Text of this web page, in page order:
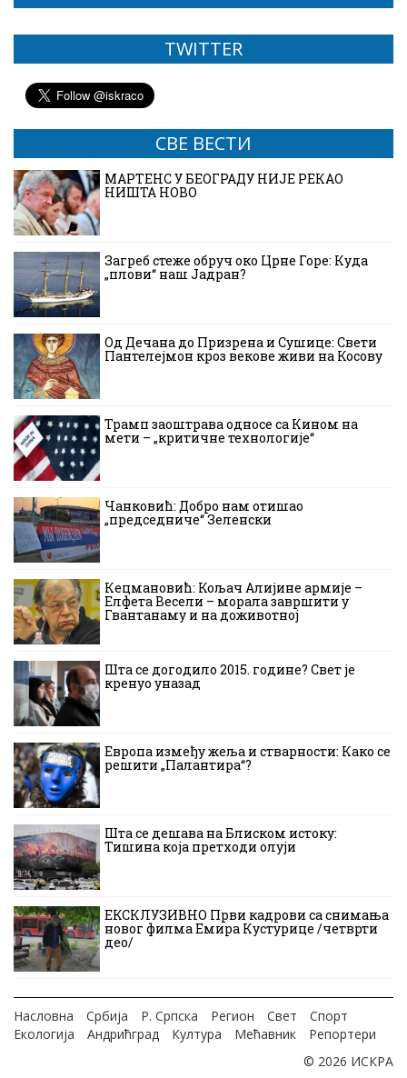
TWITTER
СВЕ ВЕСТИ
МАРТЕНС У БЕОГРАДУ НИЈЕ РЕКАО
НИШТА НОВО
Загреб стеже обруч око Црне Горе: Куда
„плови“ наш Јадран?
Од Дечана до Призрена и Сушице: Свети
Пантелејмон кроз векове живи на Косову
Трамп заоштрава односе са Кином на
мети – „критичне технологије“
Чанковић: Добро нам отишао
„председниче“ Зеленски
Кецмановић: Кољач Алијине армије –
Елфета Весели – морала завршити у
Гвантанаму и на доживотној
Шта се догодило 2015. године? Свет је
кренуо уназад
Европа између жеља и стварности: Како се
решити „Палантира“?
Шта се дешава на Блиском истоку:
Тишина која претходи олуји
ЕКСКЛУЗИВНО Први кадрови са снимања
новог филма Емира Кустурице /четврти
део/
Насловна Србија Р. Српска Регион Свет
Спорт
Екологија
Андрићград Култура Мећавник
Репортери
© 2026 ИСКРА